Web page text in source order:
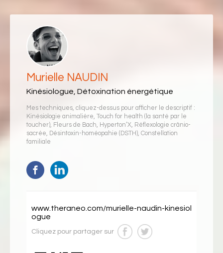
Murielle NAUDIN
Kinésiologue, Détoxination énergétique
Mes techniques, cliquez-dessus pour afficher le descriptif :
Kinésiologie animalière,
Touch for health (la santé par le
toucher), Fleurs de Bach, Hyperton’X, Réflexologie crânio-
sacrée, Désintoxin-homéopahie (DSTH), Constellation
familiale
www.theraneo.com/murielle-naudin-kinesiol
ogue
Cliquez pour partager sur